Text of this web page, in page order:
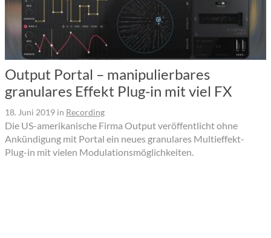
Output Portal – manipulierbares
granulares Effekt Plug-in mit viel FX
18. Juni 2019 in Recording
Die US-amerikanische Firma Output veröffentlicht ohne
Ankündigung mit Portal ein neues granulares Multieffekt-
Plug-in mit vielen Modulationsmöglichkeiten.